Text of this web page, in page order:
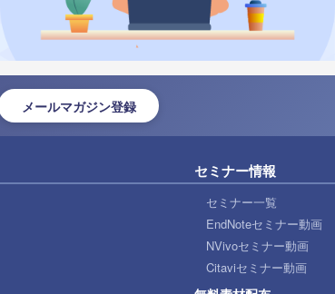
メールマガジン登録
セミナー情報
セミナー一覧
EndNoteセミナー動画
NVivoセミナー動画
Citaviセミナー動画